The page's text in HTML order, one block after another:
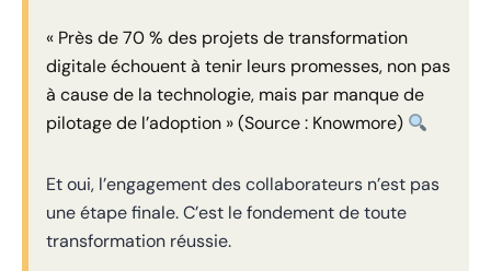
« Près de 70 % des projets de transformation
digitale échouent à tenir leurs promesses, non pas
à cause de la technologie, mais par manque de
pilotage de l’adoption » (Source : Knowmore)
Et oui, l’engagement des collaborateurs n’est pas
une étape finale. C’est le fondement de toute
transformation réussie.